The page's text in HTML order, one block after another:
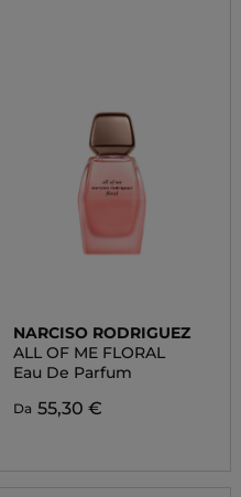
NARCISO RODRIGUEZ
ALL OF ME FLORAL
Eau De Parfum
Da 55,30 €